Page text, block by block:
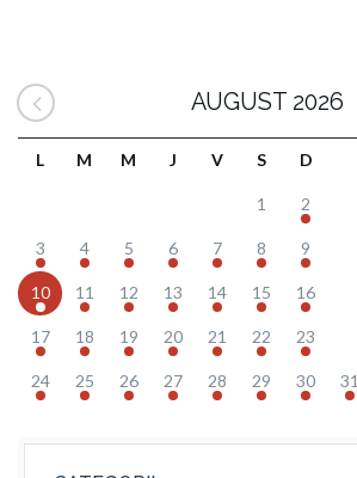
AUGUST 2026
L M M J V S D
1 2
3 4 5 6 7 8 9
10 11 12 13 14 15 16
17 18 19 20 21 22 23
24 25 26 27 28 29 30 31